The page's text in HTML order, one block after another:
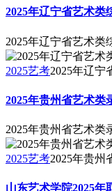
2025年辽宁省艺术类
2025年辽宁省艺术类
2025艺考2025年辽宁
2025年贵州省艺术类
2025年贵州省艺术类
2025艺考2025年贵州
山东艺术学院2025年